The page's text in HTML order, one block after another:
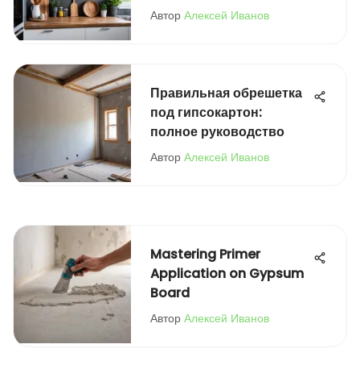
Автор Алексей Иванов
Правильная обрешетка
под гипсокартон:
полное руководство
Автор Алексей Иванов
Mastering Primer
Application on Gypsum
Board
Автор Алексей Иванов